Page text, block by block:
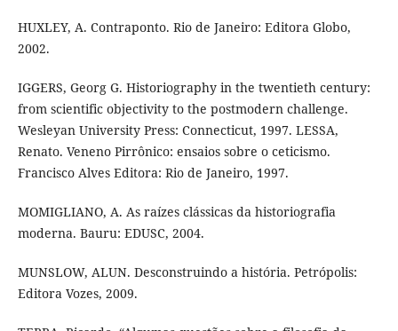
HUXLEY, A. Contraponto. Rio de Janeiro: Editora Globo,
2002.
IGGERS, Georg G. Historiography in the twentieth century:
from scientific objectivity to the postmodern challenge.
Wesleyan University Press: Connecticut, 1997. LESSA,
Renato. Veneno Pirrônico: ensaios sobre o ceticismo.
Francisco Alves Editora: Rio de Janeiro, 1997.
MOMIGLIANO, A. As raízes clássicas da historiografia
moderna. Bauru: EDUSC, 2004.
MUNSLOW, ALUN. Desconstruindo a história. Petrópolis:
Editora Vozes, 2009.